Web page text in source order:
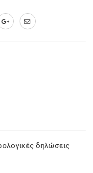
δηλώσεις